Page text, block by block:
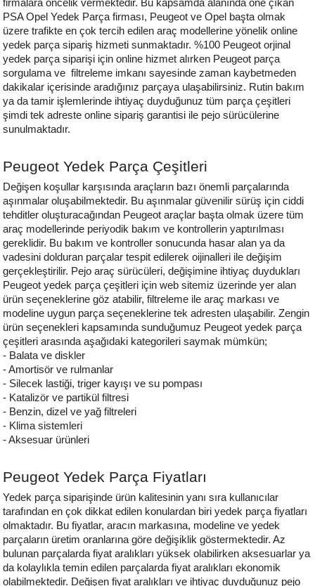
firmalara öncelik vermektedir. Bu kapsamda alanında öne çıkan
PSA Opel Yedek Parça firması, Peugeot ve Opel başta olmak
üzere trafikte en çok tercih edilen araç modellerine yönelik online
yedek parça sipariş hizmeti sunmaktadır. %100 Peugeot orjinal
yedek parça siparişi için online hizmet alırken Peugeot parça
sorgulama ve  filtreleme imkanı sayesinde zaman kaybetmeden
dakikalar içerisinde aradığınız parçaya ulaşabilirsiniz. Rutin bakım
ya da tamir işlemlerinde ihtiyaç duyduğunuz tüm parça çeşitleri
şimdi tek adreste online sipariş garantisi ile pejo sürücülerine
sunulmaktadır.
Peugeot Yedek Parça Çeşitleri
Değişen koşullar karşısında araçların bazı önemli parçalarında
aşınmalar oluşabilmektedir. Bu aşınmalar güvenilir sürüş için ciddi
tehditler oluşturacağından Peugeot araçlar başta olmak üzere tüm
araç modellerinde periyodik bakım ve kontrollerin yaptırılması
gereklidir. Bu bakım ve kontroller sonucunda hasar alan ya da
vadesini dolduran parçalar tespit edilerek oijinalleri ile değişim
gerçekleştirilir. Pejo araç sürücüleri, değişimine ihtiyaç duydukları
Peugeot yedek parça çeşitleri için web sitemiz üzerinde yer alan
ürün seçeneklerine göz atabilir, filtreleme ile araç markası ve
modeline uygun parça seçeneklerine tek adresten ulaşabilir. Zengin
ürün seçenekleri kapsamında sunduğumuz Peugeot yedek parça
çeşitleri arasında aşağıdaki kategorileri saymak mümkün;
- Balata ve diskler
- Amortisör ve rulmanlar
- Silecek lastiği, triger kayışı ve su pompası
- Katalizör ve partikül filtresi
- Benzin, dizel ve yağ filtreleri
- Klima sistemleri
- Aksesuar ürünleri
Peugeot Yedek Parça Fiyatları
Yedek parça siparişinde ürün kalitesinin yanı sıra kullanıcılar
tarafından en çok dikkat edilen konulardan biri yedek parça fiyatları
olmaktadır. Bu fiyatlar, aracın markasına, modeline ve yedek
parçaların üretim oranlarına göre değişiklik göstermektedir. Az
bulunan parçalarda fiyat aralıkları yüksek olabilirken aksesuarlar ya
da kolaylıkla temin edilen parçalarda fiyat aralıkları ekonomik
olabilmektedir. Değişen fiyat aralıkları ve ihtiyaç duyduğunuz pejo